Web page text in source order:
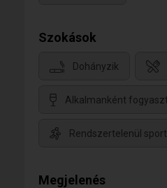
Szokások
Dohányzik
Alkalmanként
Rendszertelenül
Megjelenés